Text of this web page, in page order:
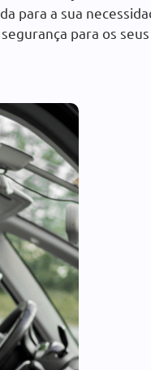
para a sua
para os